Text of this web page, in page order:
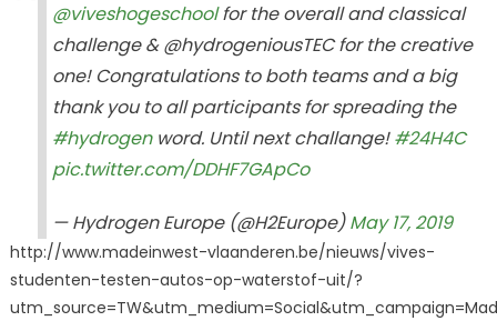
@viveshogeschoolfor the overall and classical
challenge & @hydrogeniousTEC for the creative
one! Congratulations to both teams and a big
thank you to all participants for spreading the
#hydrogenword. Until next challange!#24H4C
pic.twitter.com/DDHF7GApCo
— Hydrogen Europe (@H2Europe)May 17, 2019
http://www.madeinwest-vlaanderen.be/nieuws/vives-
studenten-testen-autos-op-waterstof-uit/?